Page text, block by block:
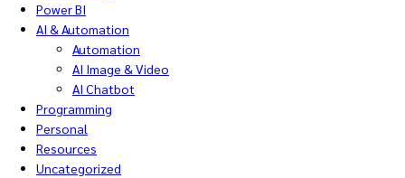
Power BI
AI & Automation
Automation
AI Image & Video
AI Chatbot
Programming
Personal
Resources
Uncategorized